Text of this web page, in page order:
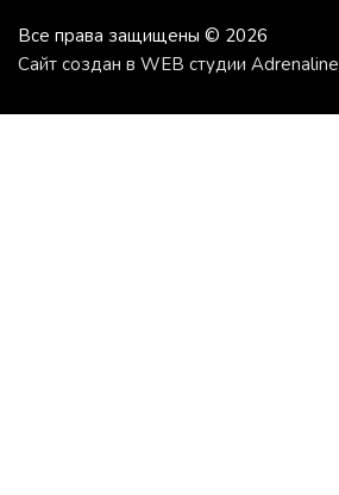
Все права защищены © 2026
Сайт создан в WEB студии Adrenaline